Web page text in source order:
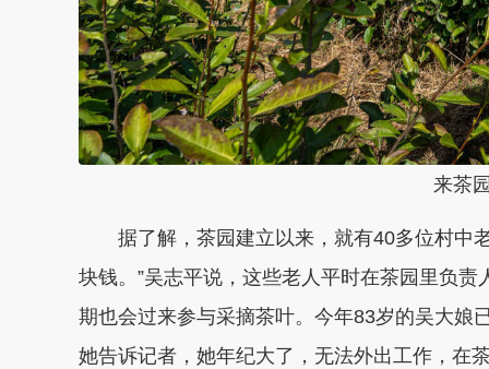
来茶园
据了解，茶园建立以来，就有40多位村中
块钱。”吴志平说，这些老人平时在茶园里负
期也会过来参与采摘茶叶。今年83岁的吴大娘
她告诉记者，她年纪大了，无法外出工作，在